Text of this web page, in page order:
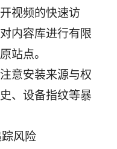
视频的快速访
内容库进行有限
站点。
意安装来源与权
、设备指纹等暴
风险